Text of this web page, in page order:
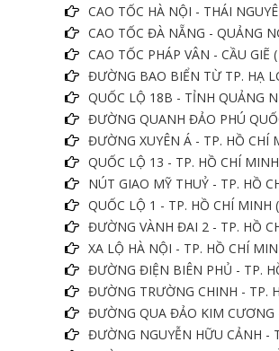
CAO TỐC HÀ NỘI - THÁI
CAO TỐC ĐÀ NẴNG - QUẢNG
CAO TỐC PHÁP VÂN - CẦU
ĐƯỜNG BAO BIỂN TỪ TP. HẠ
QUỐC LỘ 18B - TỈNH QUẢNG
ĐƯỜNG QUANH ĐẢO PHÚ
ĐƯỜNG XUYÊN Á - TP. HỒ
QUỐC LỘ 13 - TP. HỒ CHÍ
NÚT GIAO MỸ THUỶ - TP. HỒ
QUỐC LỘ 1 - TP. HỒ CHÍ
ĐƯỜNG VÀNH ĐAI 2 - TP. HỒ
XA LỘ HÀ NỘI - TP. HỒ CHÍ
ĐƯỜNG ĐIỆN BIÊN PHỦ - TP.
ĐƯỜNG TRƯỜNG CHINH - TP.
ĐƯỜNG QUA ĐẢO KIM
ĐƯỜNG NGUYỄN HỮU CẢNH -